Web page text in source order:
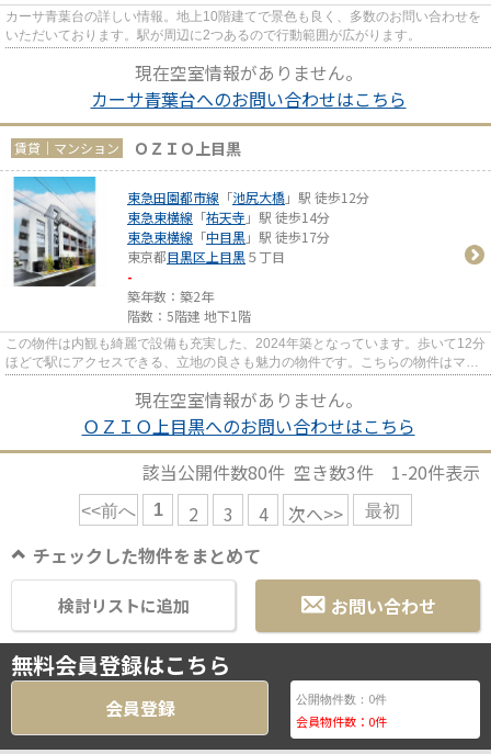
カーサ青葉台の詳しい情報。地上10階建てで景色も良く、多数のお問い合わせを
いただいております。駅が周辺に2つあるので行動範囲が広がります。
現在空室情報がありません。
カーサ青葉台へのお問い合わせはこちら
賃貸｜マンション ＯＺＩＯ上目黒
東急田園都市線 「池尻大橋」駅 徒歩12分
東急東横線 「祐天寺 」駅 徒歩14分
東急東横線 「中目黒」駅 徒歩17分
東京都目黒区 上目黒５丁目
-
築年数：築2年
階数：5階建 地下1階
この物件は内観も綺麗で設備も充実した、2024年築となっています。歩いて12分
ほどで駅にアクセスできる、立地の良さも魅力の物件です。こちらの物件はマン
現在空室情報がありません。
ＯＺＩＯ上目黒へのお問い合わせはこちら
該当公開件数80件 空き数3件 1-20件表示
<<前へ 1 2 3 4 次へ>> 最初
チェックした物件をまとめて
お問い合わせ
検討リストに追加
無料会員登録はこちら
会員登録 公開物件数： 0件
会員物件数： 0件